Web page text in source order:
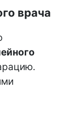
врача